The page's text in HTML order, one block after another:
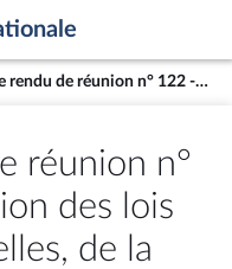
Compte rendu de réunion n° 122 - Commission des lois constitutionnelles, de la législation et de l'administration générale de la République
réunion n°
des lois
de la